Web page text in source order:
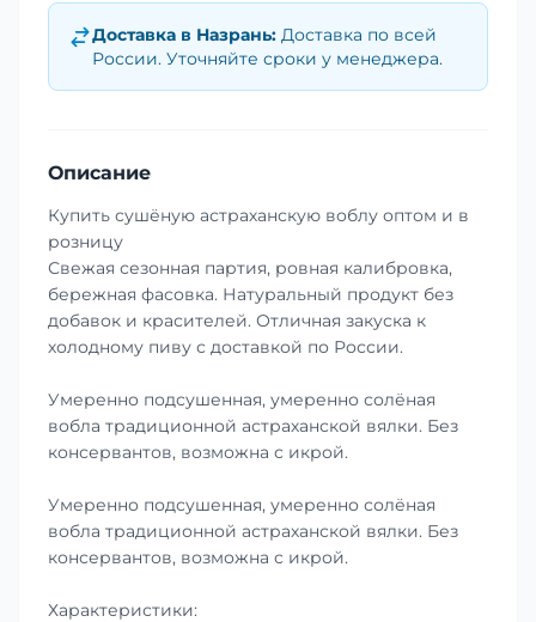
Доставка в Назрань: Доставка по всей
России. Уточняйте сроки у менеджера.
Описание
Купить сушёную астраханскую воблу оптом и в
розницу
Свежая сезонная партия, ровная калибровка,
бережная фасовка. Натуральный продукт без
добавок и красителей. Отличная закуска к
холодному пиву с доставкой по России.
Умеренно подсушенная, умеренно солёная
вобла традиционной астраханской вялки. Без
консервантов, возможна с икрой.
Умеренно подсушенная, умеренно солёная
вобла традиционной астраханской вялки. Без
консервантов, возможна с икрой.
Характеристики: